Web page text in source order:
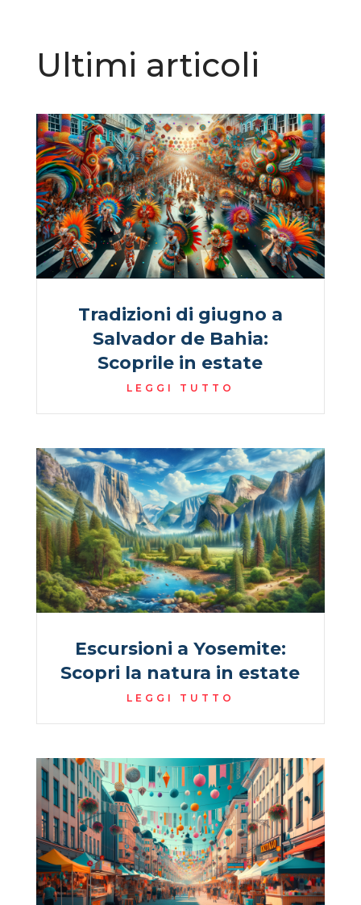
Ultimi articoli
Tradizioni di giugno a
Salvador de Bahia:
Scoprile in estate
LEGGI TUTTO
Escursioni a Yosemite:
Scopri la natura in estate
LEGGI TUTTO